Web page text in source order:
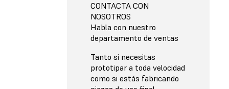
CONTACTA CON
NOSOTROS
Habla con nuestro
departamento de ventas
Tanto si necesitas
prototipar a toda velocidad
como si estás fabricando